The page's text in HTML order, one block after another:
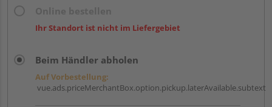
Ihr Standort ist nicht im Liefergebiet
Beim Händler abholen
Auf Vorbestellung:
vue.ads.priceMerchantBox.option.pickup.laterAvailable.subtext